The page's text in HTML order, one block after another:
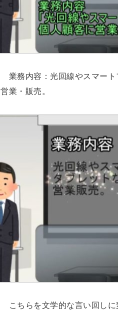
業務内容：光回線やスマート
営業・販売。
こちらを文学的な言い回し